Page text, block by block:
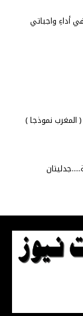
أداءِ واجباتي
( المغرب نموذجا )